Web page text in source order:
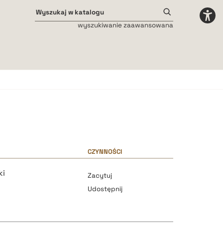
wyszukiwanie zaawansowana
CZYNNOŚCI
Zacytuj
Udostępnij